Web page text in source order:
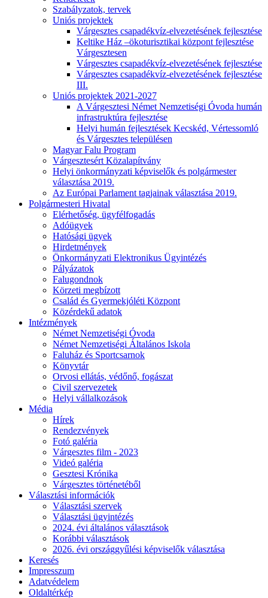
Szabályzatok, tervek
Uniós projektek
Várgesztes csapadékvíz-elvezetésének fejlesztése
Keltike Ház –ökoturisztikai központ fejlesztése
Várgesztesen
Várgesztes csapadékvíz-elvezetésének fejlesztése
Várgesztes csapadékvíz-elvezetésének fejlesztése
III.
Uniós projektek 2021-2027
A Várgesztesi Német Nemzetiségi Óvoda humán
infrastruktúra fejlesztése
Helyi humán fejlesztések Kecskéd, Vértessomló
és Várgesztes településen
Magyar Falu Program
Várgesztesért Közalapítvány
Helyi önkormányzati képviselők és polgármester
választása 2019.
Az Európai Parlament tagjainak választása 2019.
Polgármesteri Hivatal
Elérhetőség, ügyfélfogadás
Adóügyek
Hatósági ügyek
Hirdetmények
Önkormányzati Elektronikus Ügyintézés
Pályázatok
Falugondnok
Körzeti megbízott
Család és Gyermekjóléti Központ
Közérdekű adatok
Intézmények
Német Nemzetiségi Óvoda
Német Nemzetiségi Általános Iskola
Faluház és Sportcsarnok
Könyvtár
Orvosi ellátás, védőnő, fogászat
Civil szervezetek
Helyi vállalkozások
Média
Hírek
Rendezvények
Fotó galéria
Várgesztes film - 2023
Videó galéria
Gesztesi Krónika
Várgesztes történetéből
Választási információk
Választási szervek
Választási ügyintézés
2024. évi általános választások
Korábbi választások
2026. évi országgyűlési képviselők választása
Keresés
Impresszum
Adatvédelem
Oldaltérkép